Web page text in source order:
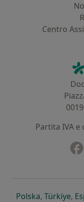
Centro
Partita IVA e
Polskasi apre in
, Türkiyesi
,